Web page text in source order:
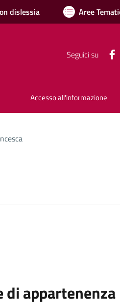
dislessia Aree
Seguici su
Accesso all'informazione
di appartenenza